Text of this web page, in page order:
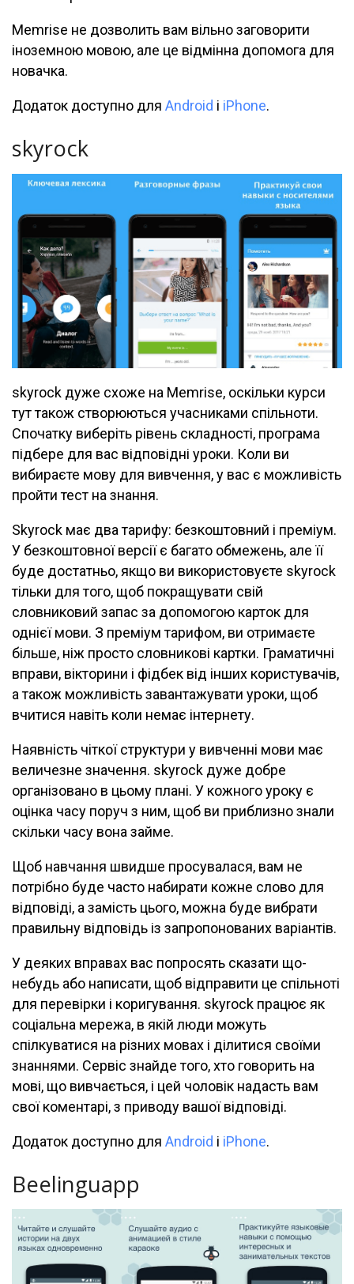
Memrise не дозволить вам вільно заговорити
іноземною мовою, але це відмінна допомога для
новачка.
Додаток доступно для Android і iPhone.
skyrock
skyrock дуже схоже на Memrise, оскільки курси
тут також створюються учасниками спільноти.
Спочатку виберіть рівень складності, програма
підбере для вас відповідні уроки. Коли ви
вибираєте мову для вивчення, у вас є можливість
пройти тест на знання.
Skyrock має два тарифу: безкоштовний і преміум.
У безкоштовної версії є багато обмежень, але її
буде достатньо, якщо ви використовуєте skyrock
тільки для того, щоб покращувати свій
словниковий запас за допомогою карток для
однієї мови. З преміум тарифом, ви отримаєте
більше, ніж просто словникові картки. Граматичні
вправи, вікторини і фідбек від інших користувачів,
а також можливість завантажувати уроки, щоб
вчитися навіть коли немає інтернету.
Наявність чіткої структури у вивченні мови має
величезне значення. skyrock дуже добре
організовано в цьому плані. У кожного уроку є
оцінка часу поруч з ним, щоб ви приблизно знали
скільки часу вона займе.
Щоб навчання швидше просувалася, вам не
потрібно буде часто набирати кожне слово для
відповіді, а замість цього, можна буде вибрати
правильну відповідь із запропонованих варіантів.
У деяких вправах вас попросять сказати що-
небудь або написати, щоб відправити це спільноті
для перевірки і коригування. skyrock працює як
соціальна мережа, в якій люди можуть
спілкуватися на різних мовах і ділитися своїми
знаннями. Сервіс знайде того, хто говорить на
мові, що вивчається, і цей чоловік надасть вам
свої коментарі, з приводу вашої відповіді.
Додаток доступно для Android і iPhone.
Beelinguapp